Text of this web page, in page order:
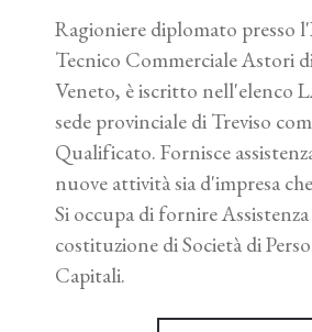
Ragioniere diplomato presso
Tecnico Commerciale Astori
Veneto, è iscritto nell'elenco
sede provinciale di Treviso
Qualificato. Fornisce
nuove attività sia d'impresa
Si occupa di fornire
costituzione di Società di
Capitali.